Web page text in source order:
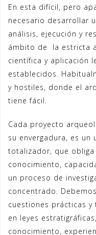
En esta difícil, pero
necesario desarrollar
análisis, ejecución y
ámbito de la estricta
científica y aplicación
establecidos.
y hostiles, donde el
tiene fácil.
Cada proyecto
su envergadura, es
totalizador, que
conocimiento,
un proceso de
concentrado.
cuestiones prácticas
en leyes
conocimiento,